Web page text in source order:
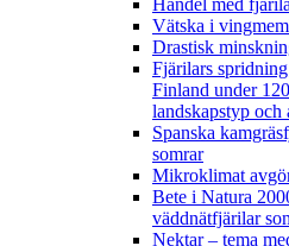
Vätska i
Drastisk
Fjärilars
Finland under
landskapstyp och
Spanska
somrar
Mikroklimat
Bete i Natura
väddnätfjärilar
Nektar – tema